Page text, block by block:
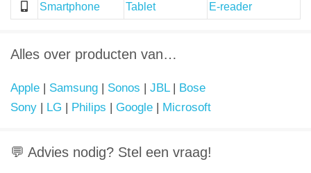
Smartphone Tablet E-reader
Alles over producten van…
Apple Samsung Sonos JBL|
Bose
Sony
LG Philips Google Microsoft
💬 Advies nodig? Stel een vraag!